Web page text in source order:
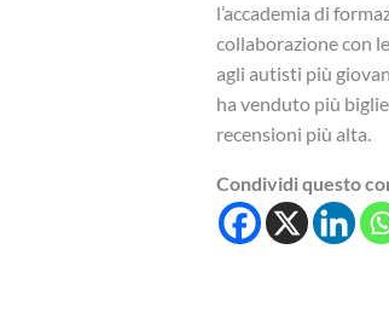
l’accademia di
collaborazione con
agli autisti più
ha venduto più
recensioni più alta.
Condividi questo